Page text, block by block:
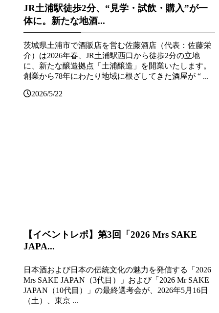
JR土浦駅徒歩2分、“見学・試飲・購入”が一
体に。新たな地酒...
茨城県土浦市で酒販店を営む佐藤酒店（代表：佐藤栄
介）は2026年春、JR土浦駅西口から徒歩2分の立地
に、新たな醸造拠点「土浦醸造」を開業いたします。
創業から78年にわたり地域に根ざしてきた酒屋が “ ...
2026/5/22
【イベントレポ】第3回「2026 Mrs SAKE
JAPA...
日本酒および日本の伝統文化の魅力を発信する「2026
Mrs SAKE JAPAN（3代目）」および「2026 Mr SAKE
JAPAN（10代目）」の最終選考会が、2026年5月16日
（土）、東京 ...